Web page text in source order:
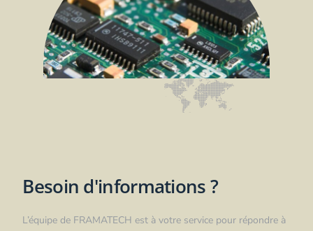
Besoin d'informations ?
L’équipe de FRAMATECH est à votre service pour répondre à